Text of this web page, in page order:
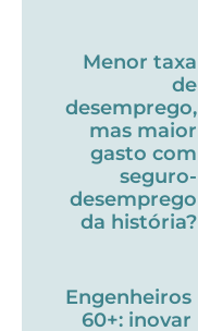
Menor taxa
de
desemprego,
mas maior
gasto com
seguro-
desemprego
da história?
Engenheiros
60+: inovar